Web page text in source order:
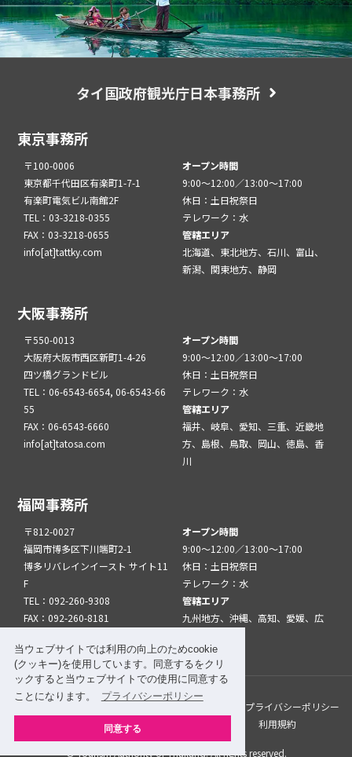
当ウェブサイトでは利用の向上のためcookie
(クッキー)を使用しています。同意するをクリ
ックすると当ウェブサイトでの使用に同意する
ことになります。
プライバシーポリシー
同意する
タイ国政府観光庁日本事務所
東京事務所
〒100-0006
東京都千代田区有楽町1-7-1
有楽町電気ビル南館2F
TEL：03-3218-0355
FAX：03-3218-0655
info[at]tattky.com
オープン時間
9:00～12:00／13:00～17:00
休日：土日祝祭日
テレワーク：水
管轄エリア
北海道、東北地方、石川、富山、
新潟、関東地方、静岡
大阪事務所
〒550-0013
大阪府大阪市西区新町1-4-26
四ツ橋グランドビル
TEL：06-6543-6654, 06-6543-66
55
FAX：06-6543-6660
info[at]tatosa.com
オープン時間
9:00～12:00／13:00～17:00
休日：土日祝祭日
テレワーク：水
管轄エリア
福井、岐阜、愛知、三重、近畿地
方、島根、鳥取、岡山、徳島、香
川
福岡事務所
〒812-0027
福岡市博多区下川端町2-1
博多リバレインイースト サイト11
F
TEL：092-260-9308
FAX：092-260-8181
オープン時間
9:00～12:00／13:00～17:00
休日：土日祝祭日
テレワーク：水
管轄エリア
九州地方、沖縄、高知、愛媛、広
このサイトについて
プライバシーポリシー
サイトマップ
関係機関・団体について 利用規約
© Tourism Authority of Thailand. All rights reserved.